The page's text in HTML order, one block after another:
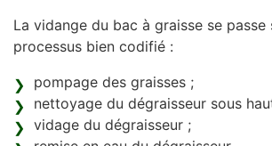
La vidange du bac à graisse se passe
processus bien codifié :
pompage des graisses ;
nettoyage du dégraisseur sous
vidage du dégraisseur ;